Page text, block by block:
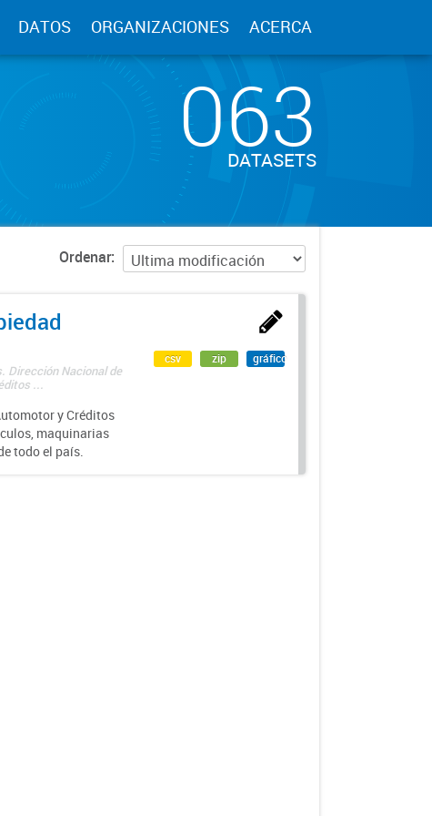
DATOS ORGANIZACIONES ACERCA
063
DATASETS
Ordenar
Dirección Nacional de
...
y Créditos
maquinarias
todo el país.
csv zip gráfico